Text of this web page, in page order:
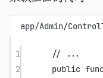
app/Admin/
1
// ...
2
public